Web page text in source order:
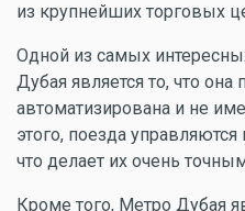
из крупнейших торговых
Одной из самых
Дубая является то, что она
автоматизирована и не
этого, поезда
что делает их очень
Кроме того, Метро Дубая